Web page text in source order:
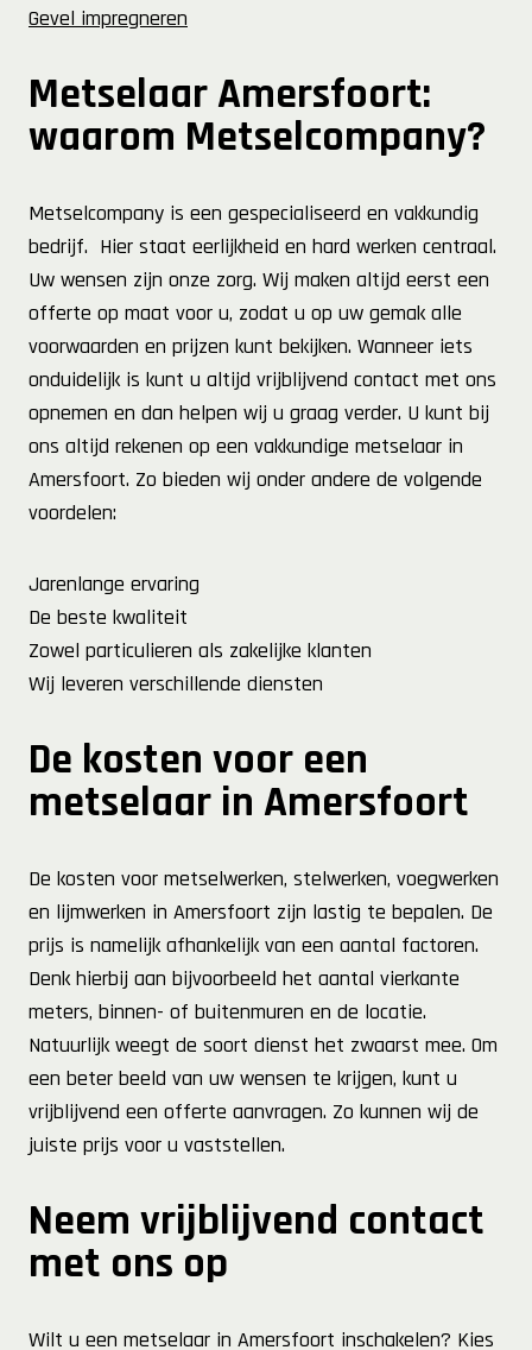
Gevel impregneren
Metselaar Amersfoort:
waarom Metselcompany?
Metselcompany is een gespecialiseerd en vakkundig
bedrijf. Hier staat eerlijkheid en hard werken centraal.
Uw wensen zijn onze zorg. Wij maken altijd eerst een
offerte op maat voor u, zodat u op uw gemak alle
voorwaarden en prijzen kunt bekijken. Wanneer iets
onduidelijk is kunt u altijd vrijblijvend contact met ons
opnemen en dan helpen wij u graag verder. U kunt bij
ons altijd rekenen op een vakkundige metselaar in
Amersfoort. Zo bieden wij onder andere de volgende
voordelen:
Jarenlange ervaring
De beste kwaliteit
Zowel particulieren als zakelijke klanten
Wij leveren verschillende diensten
De kosten voor een
metselaar in Amersfoort
De kosten voor metselwerken, stelwerken, voegwerken
en lijmwerken in Amersfoort zijn lastig te bepalen. De
prijs is namelijk afhankelijk van een aantal factoren.
Denk hierbij aan bijvoorbeeld het aantal vierkante
meters, binnen- of buitenmuren en de locatie.
Natuurlijk weegt de soort dienst het zwaarst mee. Om
een beter beeld van uw wensen te krijgen, kunt u
vrijblijvend een offerte aanvragen. Zo kunnen wij de
juiste prijs voor u vaststellen.
Neem vrijblijvend contact
met ons op
Wilt u een metselaar in Amersfoort inschakelen? Kies